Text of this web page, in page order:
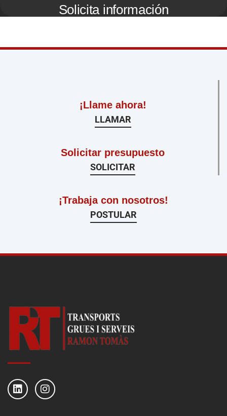
Solicita información
¡Llame ahora!
LLAMAR
Solicitar presupuesto
SOLICITAR
¡Trabaja con nosotros!
POSTULAR